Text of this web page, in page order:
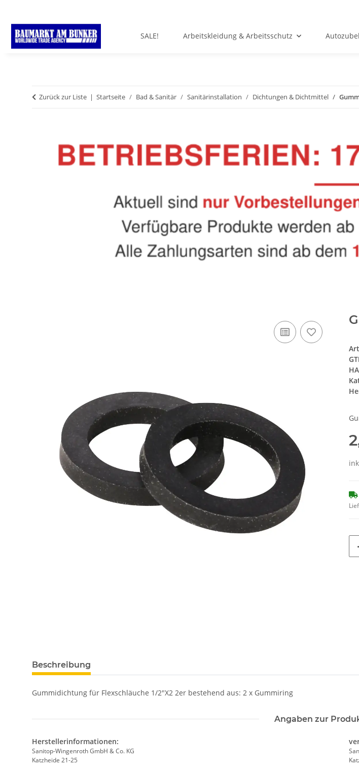
SALE! Arbeitskleidung & Arbeitsschutz
Zurück zur Liste Startseite Bad & Sanitär Sanitärinstallation Dichtungen & Dichtmittel
Beschreibung
Gummidichtung für Flexschläuche 1/2"X2 2er bestehend aus: 2 x Gummiring
Angaben zur
Herstellerinformationen:
Sanitop-Wingenroth GmbH & Co. KG
Katzheide 21-25